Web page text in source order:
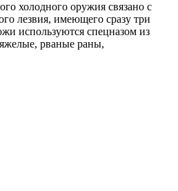
холодного оружия связано с
лезвия, имеющего сразу три
используются спецназом из
рваные раны,